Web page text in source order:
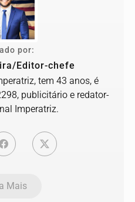
por:
Editor-chefe
tem 43 anos, é
publicitário e redator-
Imperatriz.
Mais